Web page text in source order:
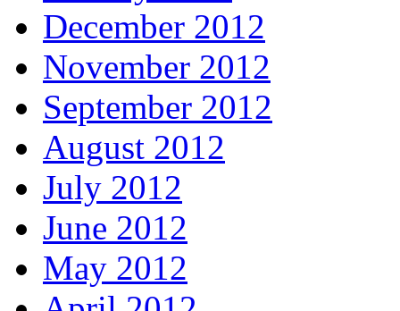
December 2012
November 2012
September 2012
August 2012
July 2012
June 2012
May 2012